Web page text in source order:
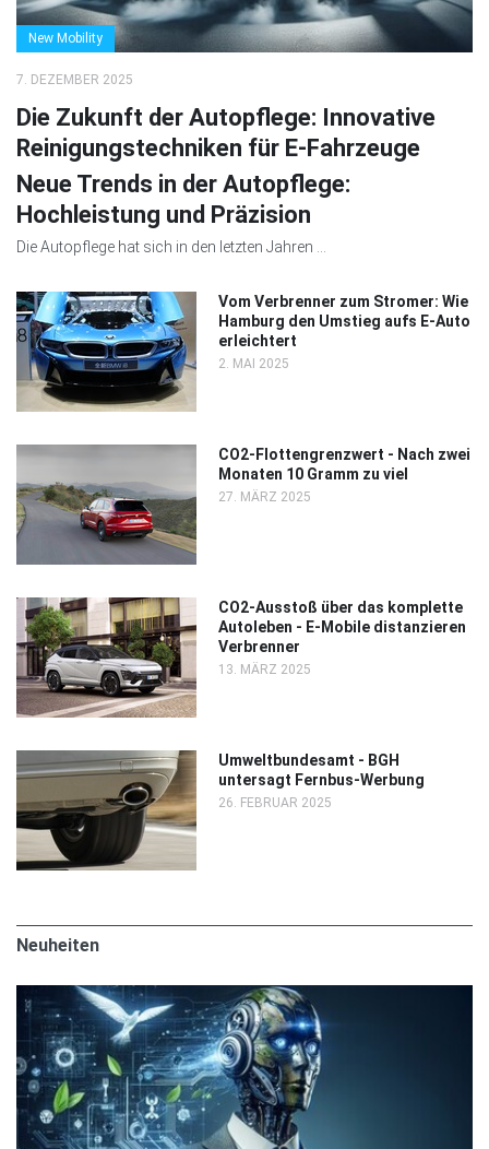
New Mobility
7. DEZEMBER 2025
Die Zukunft der Autopflege: Innovative
Reinigungstechniken für E-Fahrzeuge
Neue Trends in der Autopflege:
Hochleistung und Präzision
Die Autopflege hat sich in den letzten Jahren ...
Vom Verbrenner zum Stromer: Wie
Hamburg den Umstieg aufs E-Auto
erleichtert
2. MAI 2025
CO2-Flottengrenzwert - Nach zwei
Monaten 10 Gramm zu viel
27. MÄRZ 2025
CO2-Ausstoß über das komplette
Autoleben - E-Mobile distanzieren
Verbrenner
13. MÄRZ 2025
Umweltbundesamt - BGH
untersagt Fernbus-Werbung
26. FEBRUAR 2025
Neuheiten